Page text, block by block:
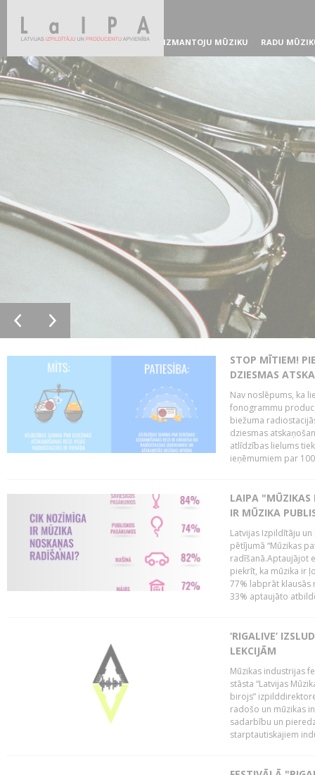
IZMANTOJU MŪZIKU RADU
STOP MĪTIEM!
DZIESMAS
Nav noslēpums, ka
fonogrammu
biežuma
dziesmas
atlīdzības lielums
ieņēmumiem par
LAIPA "MŪZIKAS
IR MŪZIKA
Latvijas Izpildītāju
pētījumā “Mūzikas
radīšanā.Aptaujājot
piekrīt, ka mūzika ir
77% labprāt klausās
33% aptaujāto
‘RIGALIVE’
LEKCIJĀM
Mūzikas industrijas
stāsta “Latvijas
birojs”
radošo un mūzikas
sadarbību un
starptautiskajiem